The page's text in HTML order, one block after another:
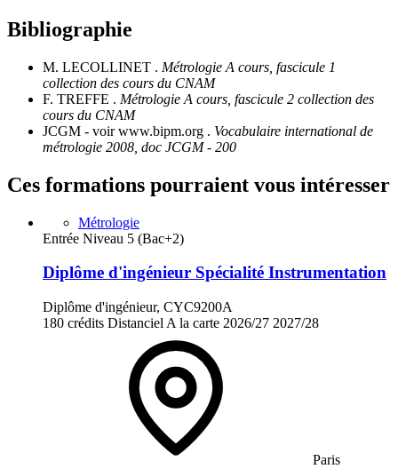
Bibliographie
M. LECOLLINET . Métrologie A cours, fascicule 1
collection des cours du CNAM
F. TREFFE . Métrologie A cours, fascicule 2 collection des
cours du CNAM
JCGM - voir www.bipm.org . Vocabulaire international de
métrologie 2008, doc JCGM - 200
Ces formations pourraient vous intéresser
Métrologie
Entrée Niveau 5 (Bac+2)
Diplôme d'ingénieur Spécialité Instrumentation
Diplôme d'ingénieur, CYC9200A
180 crédits Distanciel A la carte 2026/27 2027/28
Paris